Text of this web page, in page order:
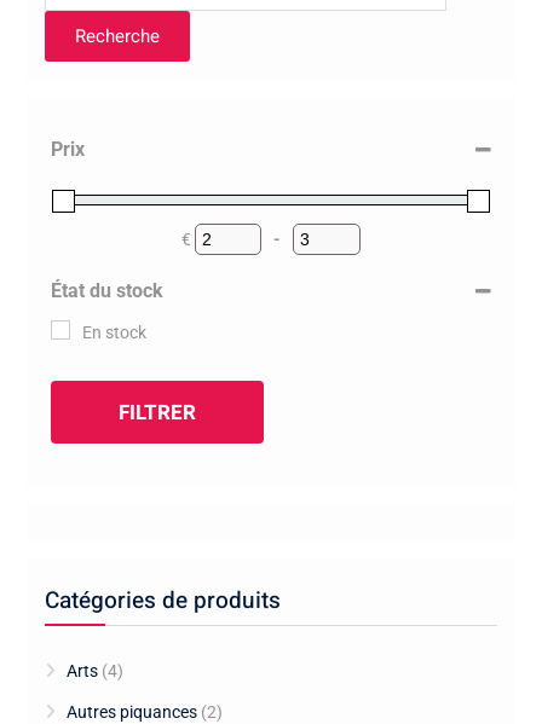
Recherche
Prix
€
Minimum Price
-
Maximum Price
État du stock
En stock
FILTRER
Catégories de produits
Arts (4)
Autres piquances (2)